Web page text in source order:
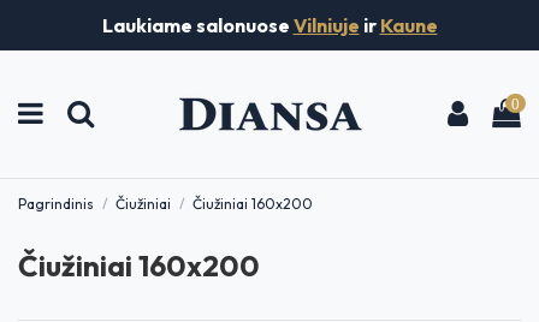
Laukiame salonuose Vilniuje ir Kaune
0
Pagrindinis Čiužiniai Čiužiniai 160x200
Čiužiniai 160x200